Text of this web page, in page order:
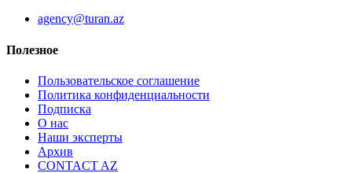
agency@turan.az
Полезное
Пользовательское соглашение
Политика конфиденциальности
Подписка
О нас
Наши эксперты
Архив
CONTACT AZ